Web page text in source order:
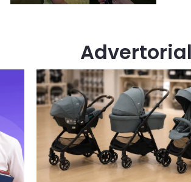
Advertorial